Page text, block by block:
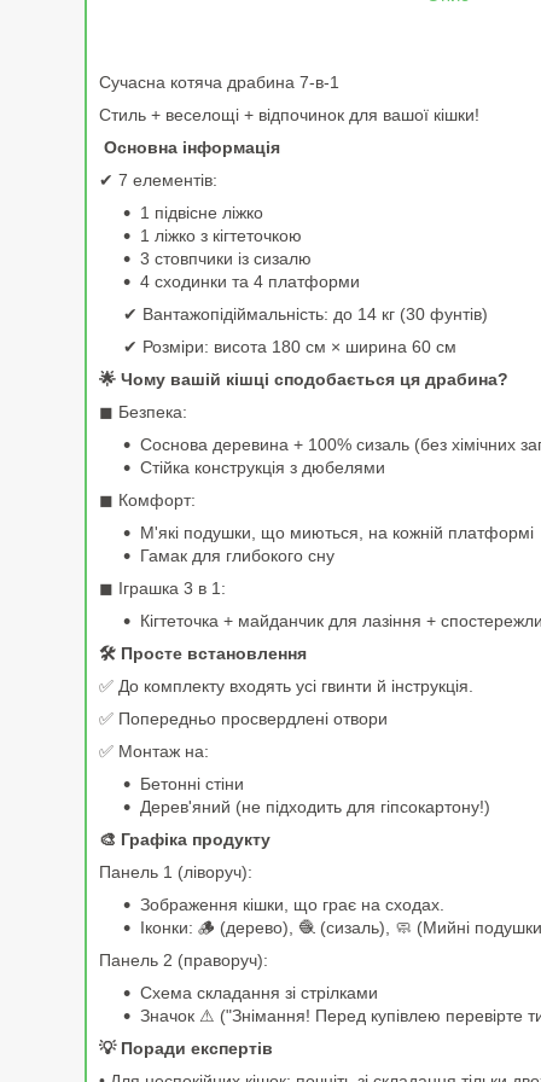
Сучасна котяча драбина 7-в-1
Стиль + веселощі + відпочинок для вашої кішки!
Основна інформація
✔ 7 елементів:
1 підвісне ліжко
1 ліжко з кігтеточкою
3 стовпчики із сизалю
4 сходинки та 4 платформи
✔ Вантажопідіймальність: до 14 кг (30 фунтів)
✔ Розміри: висота 180 см × ширина 60 см
🌟 Чому вашій кішці сподобається ця драбина?
◼ Безпека:
Соснова деревина + 100% сизаль (без хімічних
Стійка конструкція з дюбелями
◼ Комфорт:
М'які подушки, що миються, на кожній платформі
Гамак для глибокого сну
◼ Іграшка 3 в 1:
Кігтеточка + майданчик для лазіння +
🛠 Просте встановлення
✅ До комплекту входять усі гвинти й інструкція.
✅ Попередньо просвердлені отвори
✅ Монтаж на:
Бетонні стіни
Дерев'яний (не підходить для гіпсокартону!)
🎨 Графіка продукту
Панель 1 (ліворуч):
Зображення кішки, що грає на сходах.
Іконки: 🪵 (дерево), 🧶 (сизаль), 🧼 (Мийні
Панель 2 (праворуч):
Схема складання зі стрілками
Значок ⚠ ("Знімання! Перед купівлею перевірте
💡 Поради експертів